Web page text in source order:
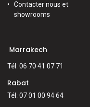
Contacter nous et
showrooms
Marrakech
Tél: 06 70 41 07 71
Rabat
Tél: 07 01 00 94 64